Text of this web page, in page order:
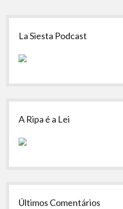
Sidebar
La Siesta Podcast
A Ripa é a Lei
Últimos Comentários